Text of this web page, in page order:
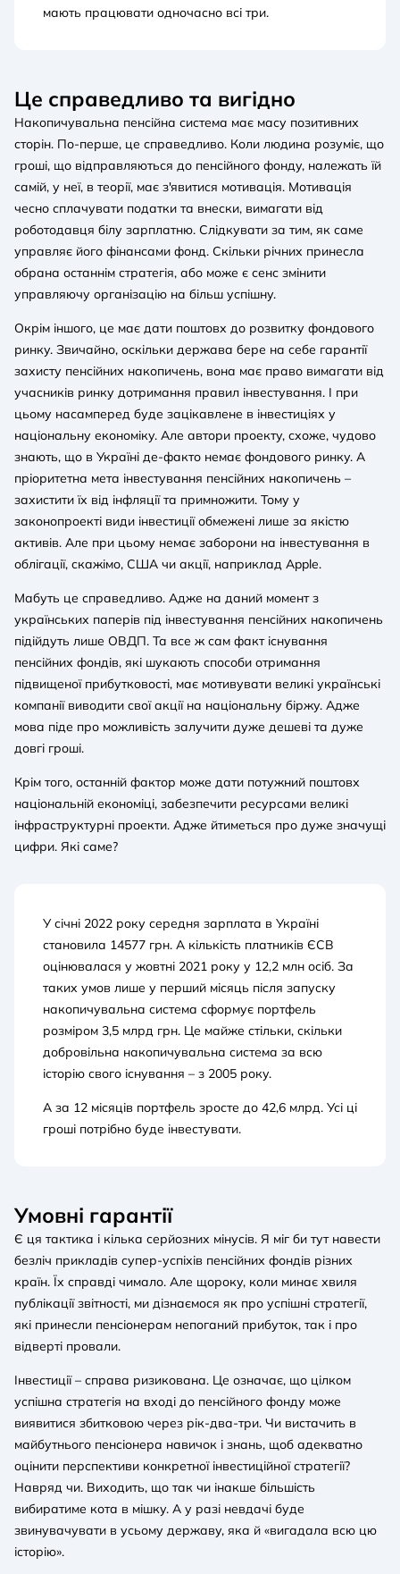
мають працювати одночасно всі три.
Це справедливо та вигідно
Накопичувальна пенсійна система має масу позитивних
сторін. По-перше, це справедливо. Коли людина розуміє, що
гроші, що відправляються до пенсійного фонду, належать їй
самій, у неї, в теорії, має з'явитися мотивація. Мотивація
чесно сплачувати податки та внески, вимагати від
роботодавця білу зарплатню. Слідкувати за тим, як саме
управляє його фінансами фонд. Скільки річних принесла
обрана останнім стратегія, або може є сенс змінити
управляючу організацію на більш успішну.
Окрім іншого, це має дати поштовх до розвитку фондового
ринку. Звичайно, оскільки держава бере на себе гарантії
захисту пенсійних накопичень, вона має право вимагати від
учасників ринку дотримання правил інвестування. І при
цьому насамперед буде зацікавлене в інвестиціях у
національну економіку. Але автори проекту, схоже, чудово
знають, що в Україні де-факто немає фондового ринку. А
пріоритетна мета інвестування пенсійних накопичень –
захистити їх від інфляції та примножити. Тому у
законопроекті види інвестиції обмежені лише за якістю
активів. Але при цьому немає заборони на інвестування в
облігації, скажімо, США чи акції, наприклад Apple.
Мабуть це справедливо. Адже на даний момент з
українських паперів під інвестування пенсійних накопичень
підійдуть лише ОВДП. Та все ж сам факт існування
пенсійних фондів, які шукають способи отримання
підвищеної прибутковості, має мотивувати великі українські
компанії виводити свої акції на національну біржу. Адже
мова піде про можливість залучити дуже дешеві та дуже
довгі гроші.
Крім того, останній фактор може дати потужний поштовх
національній економіці, забезпечити ресурсами великі
інфраструктурні проекти. Адже йтиметься про дуже значущі
цифри. Які саме?
У січні 2022 року середня зарплата в Україні
становила 14577 грн. А кількість платників ЄСВ
оцінювалася у жовтні 2021 року у 12,2 млн осіб. За
таких умов лише у перший місяць після запуску
накопичувальна система сформує портфель
розміром 3,5 млрд грн. Це майже стільки, скільки
добровільна накопичувальна система за всю
історію свого існування – з 2005 року.
А за 12 місяців портфель зросте до 42,6 млрд. Усі ці
гроші потрібно буде інвестувати.
Умовні гарантії
Є ця тактика і кілька серйозних мінусів. Я міг би тут навести
безліч прикладів супер-успіхів пенсійних фондів різних
країн. Їх справді чимало. Але щороку, коли минає хвиля
публікації звітності, ми дізнаємося як про успішні стратегії,
які принесли пенсіонерам непоганий прибуток, так і про
відверті провали.
Інвестиції – справа ризикована. Це означає, що цілком
успішна стратегія на вході до пенсійного фонду може
виявитися збитковою через рік-два-три. Чи вистачить в
майбутнього пенсіонера навичок і знань, щоб адекватно
оцінити перспективи конкретної інвестиційної стратегії?
Навряд чи. Виходить, що так чи інакше більшість
вибиратиме кота в мішку. А у разі невдачі буде
звинувачувати в усьому державу, яка й «вигадала всю цю
історію».